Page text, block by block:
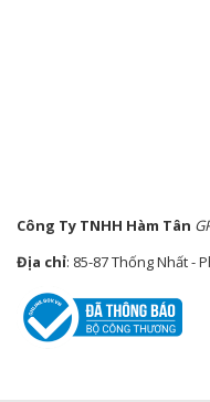
Công Ty TNHH Hàm Tân
Địa chỉ: 85-87 Thống Nhất -